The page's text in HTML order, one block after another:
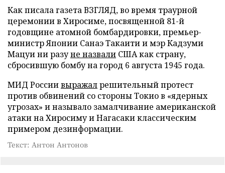
Как писала газета ВЗГЛЯД, во время траурной
церемонии в Хиросиме, посвященной 81-й
годовщине атомной бомбардировки, премьер-
министр Японии Санаэ Такаити и мэр Кадзуми
Мацуи ни разуне назвали США как страну,
сбросившую бомбу на город 6 августа 1945 года.
МИД Россиивыражалрешительный протест
против обвинений со стороны Токио в «ядерных
угрозах» и называло замалчивание американской
атаки на Хиросиму и Нагасаки классическим
примером дезинформации.
Текст: Антон Антонов